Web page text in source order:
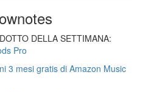
DELLA SETTIMANA:
Pro
3 mesi gratis di Amazon Music